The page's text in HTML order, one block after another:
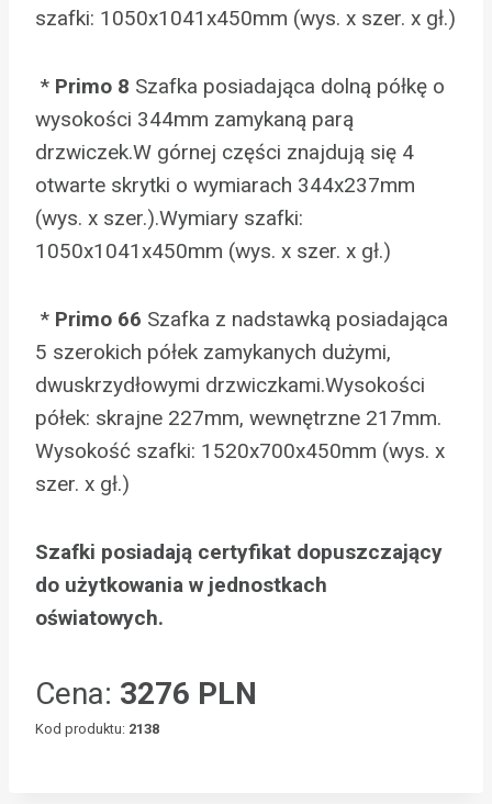
szafki: 1050x1041x450mm (wys. x szer. x gł.)
* Primo 8 Szafka posiadająca dolną półkę o
wysokości 344mm zamykaną parą
drzwiczek.W górnej części znajdują się 4
otwarte skrytki o wymiarach 344x237mm
(wys. x szer.).Wymiary szafki:
1050x1041x450mm (wys. x szer. x gł.)
* Primo 66 Szafka z nadstawką posiadająca
5 szerokich półek zamykanych dużymi,
dwuskrzydłowymi drzwiczkami.Wysokości
półek: skrajne 227mm, wewnętrzne 217mm.
Wysokość szafki: 1520x700x450mm (wys. x
szer. x gł.)
Szafki posiadają certyfikat dopuszczający
do użytkowania w jednostkach
oświatowych.
Cena: 3276 PLN
Kod produktu: 2138